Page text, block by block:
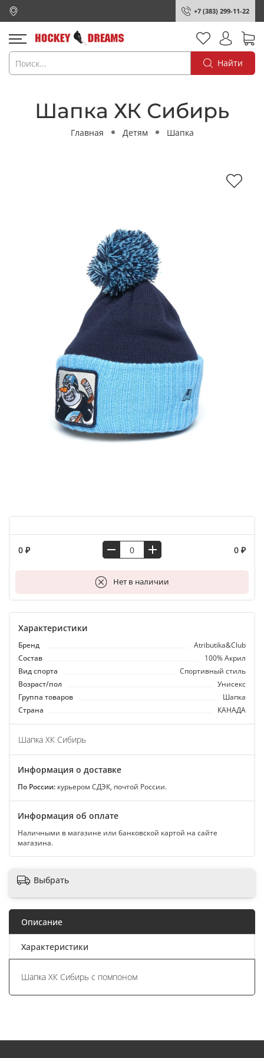
+7 (383) 299-11-22
Найти
Шапка ХК Сибирь
Главная Детям Шапка
0 ₽ 0 ₽
Нет в наличии
В корзину
Характеристики
Бренд
Atributika&Club
Состав
100% Акрил
Вид спорта
Спортивный стиль
Возраст/пол
Унисекс
Группа товаров
Шапка
Страна
КАНАДА
Шапка ХК Сибирь
Информация о доставке
По России: курьером СДЭК, почтой России.
Информация об оплате
Наличными в магазине или банковской картой на сайте
магазина.
Выбрать
Описание
Характеристики
Шапка ХК Сибирь с помпоном